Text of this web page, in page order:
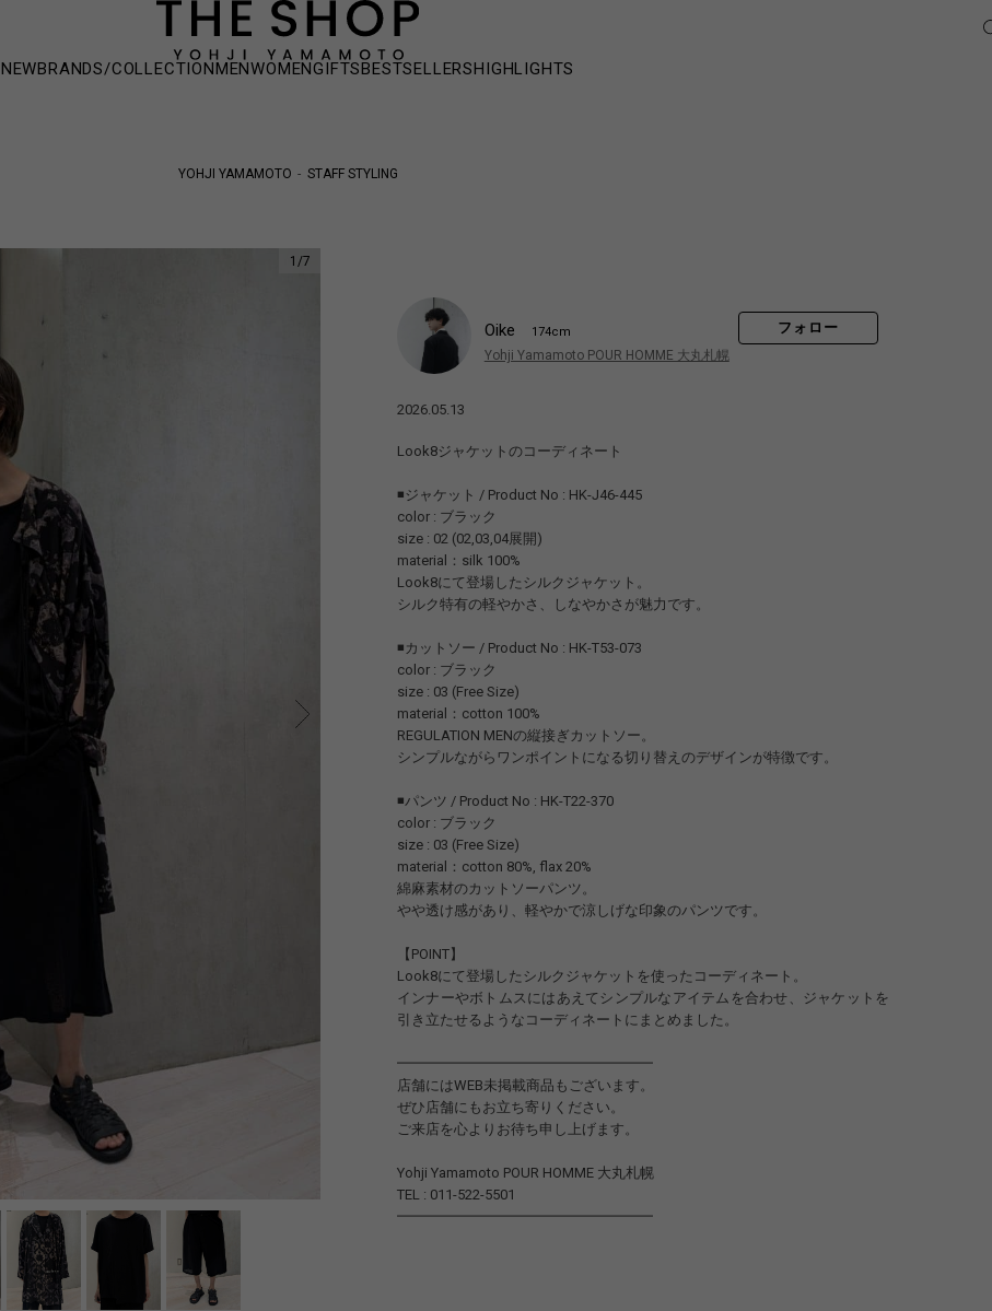
NEWBRANDS/COLLECTIONMENWOMENGIFTSBESTSELLERSHIGHLIGHTS
YOHJI YAMAMOTO STAFF STYLING
1 /7
Oike 174cm
Yohji Yamamoto POUR HOMME 大丸札幌
フォロー
2026.05.13
Look8ジャケットのコーディネート
◾️ジャケット / Product No : HK-J46-445
color : ブラック
size : 02 (02,03,04展開)
material：silk 100%
Look8にて登場したシルクジャケット。
シルク特有の軽やかさ、しなやかさが魅力です。
◾️カットソー / Product No : HK-T53-073
color : ブラック
size : 03 (Free Size)
material：cotton 100%
REGULATION MENの縦接ぎカットソー。
シンプルながらワンポイントになる切り替えのデザインが特徴です。
◾️パンツ / Product No : HK-T22-370
color : ブラック
size : 03 (Free Size)
material：cotton 80%, flax 20%
綿麻素材のカットソーパンツ。
やや透け感があり、軽やかで涼しげな印象のパンツです。
【POINT】
Look8にて登場したシルクジャケットを使ったコーディネート。
インナーやボトムスにはあえてシンプルなアイテムを合わせ、ジャケットを
引き立たせるようなコーディネートにまとめました。
━━━━━━━━━━━━━━━━━━
店舗にはWEB未掲載商品もございます。
ぜひ店舗にもお立ち寄りください。
ご来店を心よりお待ち申し上げます。
Yohji Yamamoto POUR HOMME 大丸札幌
TEL : 011-522-5501
━━━━━━━━━━━━━━━━━━